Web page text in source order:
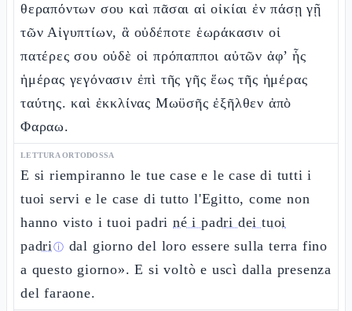
θεραπόντων σου καὶ πᾶσαι αἱ οἰκίαι ἐν πάσῃ γῇ
τῶν Αἰγυπτίων, ἃ οὐδέποτε ἑωράκασιν οἱ
πατέρες σου οὐδὲ οἱ πρόπαπποι αὐτῶν ἀφ’ ἧς
ἡμέρας γεγόνασιν ἐπὶ τῆς γῆς ἕως τῆς ἡμέρας
ταύτης. καὶ ἐκκλίνας Μωϋσῆς ἐξῆλθεν ἀπὸ
Φαραω.
LETTURA ORTODOSSA
E si riempiranno le tue case e le case di tutti i
tuoi servi e le case di tutto l'Egitto, come non
hanno visto i tuoi padriné i padri dei tuoi
padriⓘ dal giorno del loro essere sulla terra fino
a questo giorno». E si voltò e uscì dalla presenza
del faraone.